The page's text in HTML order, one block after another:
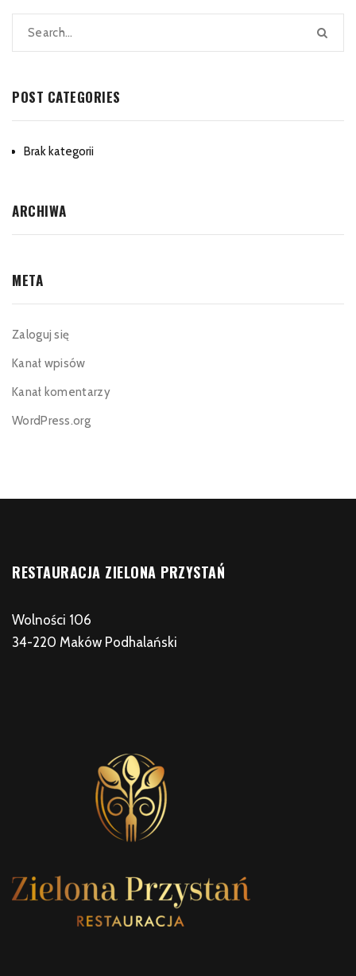
POST CATEGORIES
Brak kategorii
ARCHIWA
META
Zaloguj się
Kanał wpisów
Kanał komentarzy
WordPress.org
RESTAURACJA ZIELONA PRZYSTAŃ
Wolności 106
34-220 Maków Podhalański